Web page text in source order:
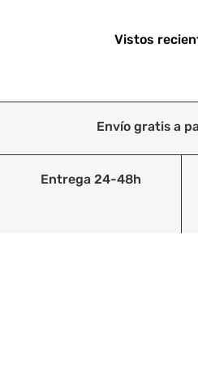
Vistos
Envío gratis a
Entrega 24-48h